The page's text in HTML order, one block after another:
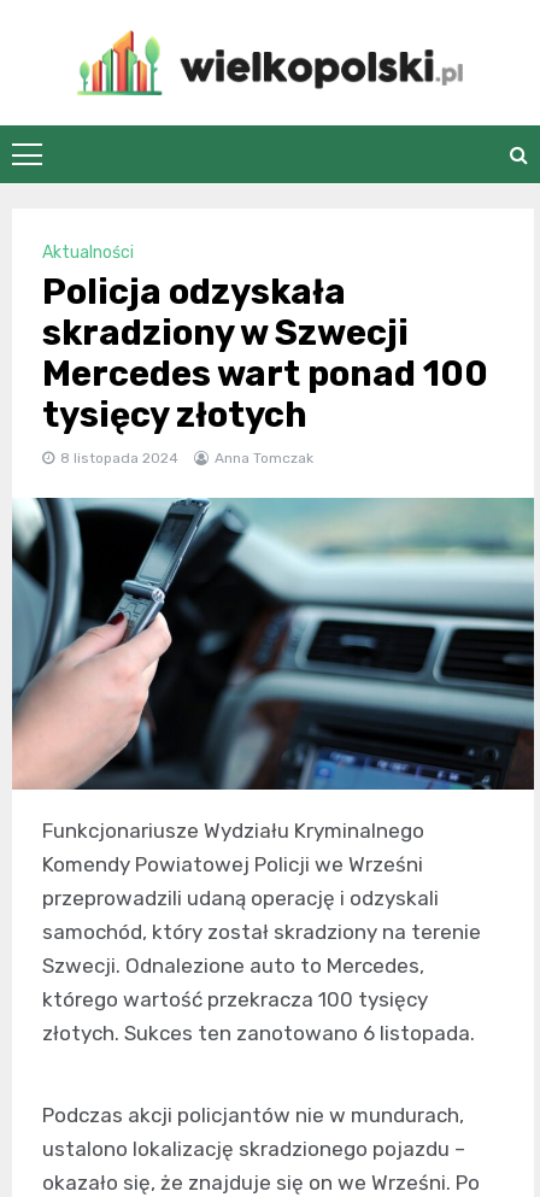
wielkopolski.pl
Aktualności
Policja odzyskała
skradziony w Szwecji
Mercedes wart ponad 100
tysięcy złotych
8 listopada 2024 Anna Tomczak
Funkcjonariusze Wydziału Kryminalnego
Komendy Powiatowej Policji we Wrześni
przeprowadzili udaną operację i odzyskali
samochód, który został skradziony na terenie
Szwecji. Odnalezione auto to Mercedes,
którego wartość przekracza 100 tysięcy
złotych. Sukces ten zanotowano 6 listopada.
Podczas akcji policjantów nie w mundurach,
ustalono lokalizację skradzionego pojazdu –
okazało się, że znajduje się on we Wrześni. Po